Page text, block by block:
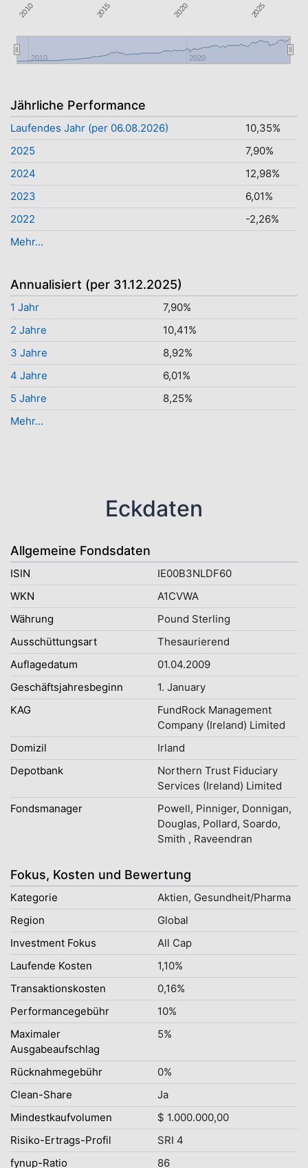
2010 2015 2020 2025
2010 2020
Jährliche Performance
Laufendes Jahr (per 06.08.2026)
10,35%
2025
7,90%
2024
12,98%
2023
6,01%
2022
-2,26%
Mehr...
Annualisiert (per 31.12.2025)
1 Jahr
7,90%
2 Jahre
10,41%
3 Jahre
8,92%
4 Jahre
6,01%
5 Jahre
8,25%
Mehr...
Eckdaten
Allgemeine Fondsdaten
ISIN
IE00B3NLDF60
WKN
A1CVWA
Währung
Pound Sterling
Ausschüttungsart
Thesaurierend
Auflagedatum
01.04.2009
Geschäftsjahresbeginn
1. January
KAG
FundRock Management
Company (Ireland) Limited
Domizil
Irland
Depotbank
Northern Trust Fiduciary
Services (Ireland) Limited
Fondsmanager
Powell, Pinniger, Donnigan,
Douglas, Pollard, Soardo,
Smith , Raveendran
Fokus, Kosten und Bewertung
Kategorie
Aktien, Gesundheit/Pharma
Region
Global
Investment Fokus
All Cap
Laufende Kosten
1,10%
Transaktionskosten
0,16%
Performancegebühr
10%
Maximaler
Ausgabeaufschlag
5%
Rücknahmegebühr
0%
Clean-Share
Ja
Mindestkaufvolumen
$ 1.000.000,00
Risiko-Ertrags-Profil
SRI 4
fynup-Ratio
86